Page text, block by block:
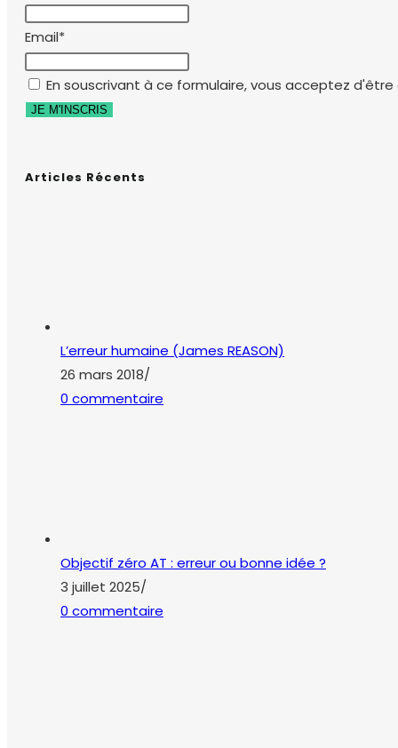
Email*
En souscrivant à ce formulaire, vous acceptez
Articles Récents
L’erreur humaine (James REASON)
26 mars 2018/
0 commentaire
Objectif zéro AT : erreur ou bonne idée ?
3 juillet 2025/
0 commentaire